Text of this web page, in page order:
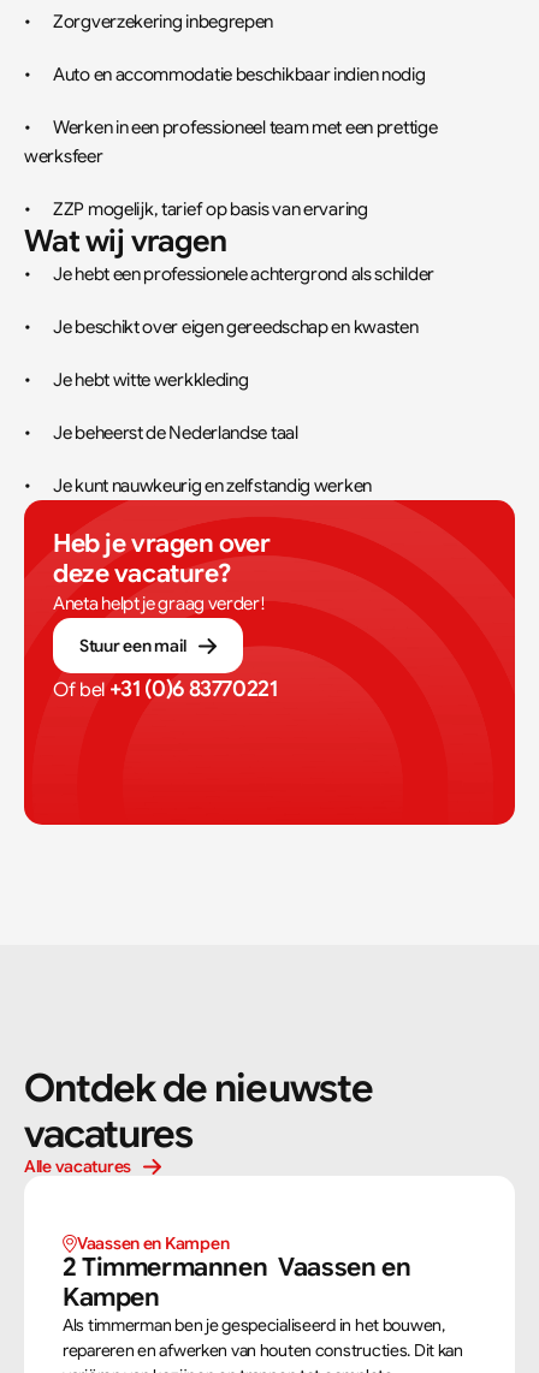
•	Zorgverzekering inbegrepen
•	Auto en accommodatie beschikbaar indien nodig
•	Werken in een professioneel team met een prettige
werksfeer
•	ZZP mogelijk, tarief op basis van ervaring
Wat wij vragen
•	Je hebt een professionele achtergrond als schilder
•	Je beschikt over eigen gereedschap en kwasten
•	Je hebt witte werkkleding
•	Je beheerst de Nederlandse taal
•	Je kunt nauwkeurig en zelfstandig werken
Heb je vragen over
deze vacature?
Aneta helpt je graag verder!
Stuur een mail
Of bel +31 (0)6 83770221
Ontdek de nieuwste
vacatures
Alle vacatures
Vaassen en Kampen
2 Timmermannen  Vaassen en
Kampen
Als timmerman ben je gespecialiseerd in het bouwen,
repareren en afwerken van houten constructies. Dit kan